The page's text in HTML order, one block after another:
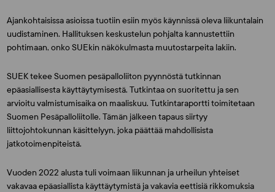
Ajankohtaisissa asioissa tuotiin esiin myös käynnissä oleva liikuntalain
uudistaminen. Hallituksen keskustelun pohjalta kannustettiin
pohtimaan, onko SUEkin näkökulmasta muutostarpeita lakiin.
SUEK tekee Suomen pesäpalloliiton pyynnöstä tutkinnan
epäasiallisesta käyttäytymisestä. Tutkintaa on suoritettu ja sen
arvioitu valmistumisaika on maaliskuu. Tutkintaraportti toimitetaan
Suomen Pesäpalloliitolle. Tämän jälkeen tapaus siirtyy
liittojohtokunnan käsittelyyn, joka päättää mahdollisista
jatkotoimenpiteistä.
Vuoden 2022 alusta tuli voimaan liikunnan ja urheilun yhteiset
vakavaa epäasiallista käyttäytymistä ja vakavia eettisiä rikkomuksia